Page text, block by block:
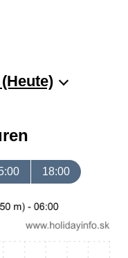
18:00